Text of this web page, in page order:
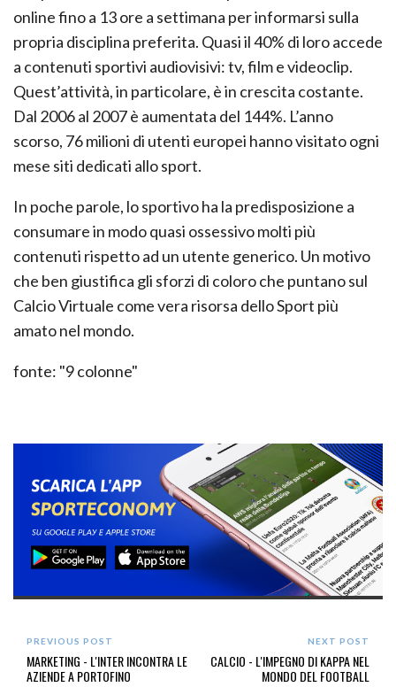
online fino a 13 ore a settimana per informarsi sulla
propria disciplina preferita. Quasi il 40% di loro accede
a contenuti sportivi audiovisivi: tv, film e videoclip.
Quest’attività, in particolare, è in crescita costante.
Dal 2006 al 2007 è aumentata del 144%. L’anno
scorso, 76 milioni di utenti europei hanno visitato ogni
mese siti dedicati allo sport.
In poche parole, lo sportivo ha la predisposizione a
consumare in modo quasi ossessivo molti più
contenuti rispetto ad un utente generico. Un motivo
che ben giustifica gli sforzi di coloro che puntano sul
Calcio Virtuale come vera risorsa dello Sport più
amato nel mondo.
fonte: "9 colonne"
PREVIOUS POST
MARKETING - L'INTER INCONTRA LE
AZIENDE A PORTOFINO
NEXT POST
CALCIO - L'IMPEGNO DI KAPPA NEL
MONDO DEL FOOTBALL